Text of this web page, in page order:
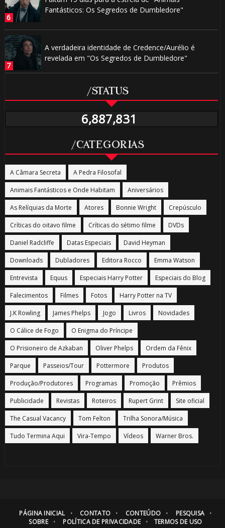
Fantásticos: Os Segredos de Dumbledore"
A verdadeira identidade de Credence/Aurélio é
revelada em "Os Segredos de Dumbledore"
/STATUS
6,887,831
/CATEGORIAS
A Câmara Secreta A Pedra Filosofal
Animais Fantásticos e Onde Habitam Aniversários
As Relíquias da Morte Atores Bonnie Wright Crepúsculo
Críticas do oitavo filme Críticas do sétimo filme DVDs
Daniel Radcliffe Datas Especiais David Heyman
Downloads Dubladores Editora Rocco Emma Watson
Entrevista Equus Especiais Harry Potter Especiais do Blog
Falecimentos Filmes Fotos Harry Potter na TV
J.K Rowling James Phelps Jogo Livros Novidades
O Cálice de Fogo O Enigma do Príncipe
O Prisioneiro de Azkaban Oliver Phelps Ordem da Fênix
Parque Passeios/Tour Pottermore Produtos
Produção/Produtores Programas Promoção Prêmios
Publicidade Revistas Roteiros Rupert Grint Site oficial
The Casual Vacancy Tom Felton Trilha Sonora/Música
Tudo Termina Aqui Vira-Tempo Vídeos Warner Bros.
PÁGINA INICIAL CONTATO CONTEÚDO
PESQUISA
SOBRE
POLÍTICA DE PRIVACIDADE TERMOS DE USO